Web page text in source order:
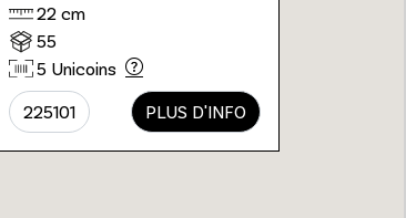
22 cm
55
5 Unicoins
225101 PLUS D'INFO